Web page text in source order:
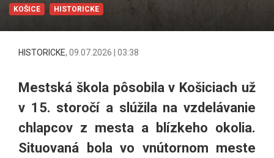
KOŠICE HISTORICKE
HISTORICKE, 09.07.2026 | 03:38
Mestská škola pôsobila v Košiciach už
v 15. storočí a slúžila na vzdelávanie
chlapcov z mesta a blízkeho okolia.
Situovaná bola vo vnútornom meste